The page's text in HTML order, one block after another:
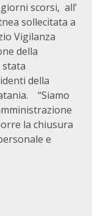
scorsi, all’
sollecitata a
Vigilanza
della
stata
della
“Siamo
la chiusura
e